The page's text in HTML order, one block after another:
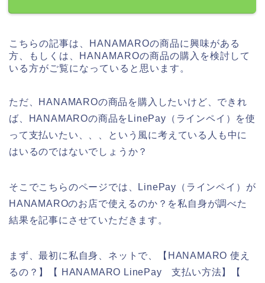
こちらの記事は、HANAMAROの商品に興味がある
方、もしくは、HANAMAROの商品の購入を検討して
いる方がご覧になっていると思います。
ただ、HANAMAROの商品を購入したいけど、できれ
ば、HANAMAROの商品をLinePay（ラインペイ）を使
って支払いたい、、、という風に考えている人も中に
はいるのではないでしょうか？
そこでこちらのページでは、LinePay（ラインペイ）が
HANAMAROのお店で使えるのか？を私自身が調べた
結果を記事にさせていただきます。
まず、最初に私自身、ネットで、【HANAMARO 使え
るの？】【 HANAMARO LinePay 支払い方法】【